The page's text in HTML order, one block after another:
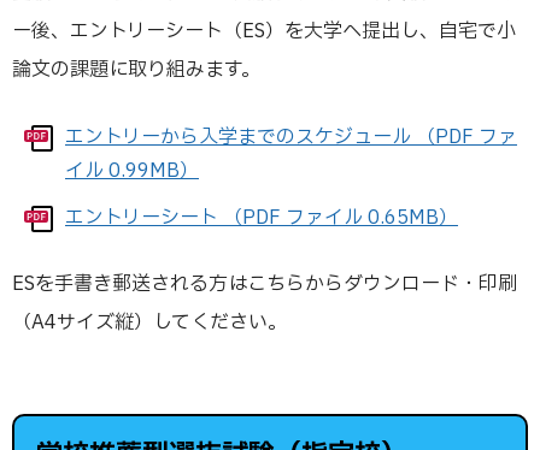
ー後、エントリーシート（ES）を大学へ提出し、自宅で小
論文の課題に取り組みます。
エントリーから入学までのスケジュール （PDF ファ
イル 0.99MB）
エントリーシート （PDF ファイル 0.65MB）
ESを手書き郵送される方はこちらからダウンロード・印刷
（A4サイズ縦）してください。